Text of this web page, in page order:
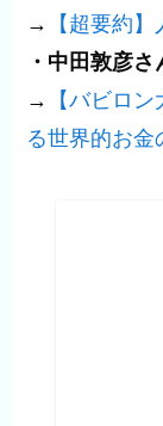
→
【超要約
・中田敦彦さ
→
【バビロ
る世界的お金